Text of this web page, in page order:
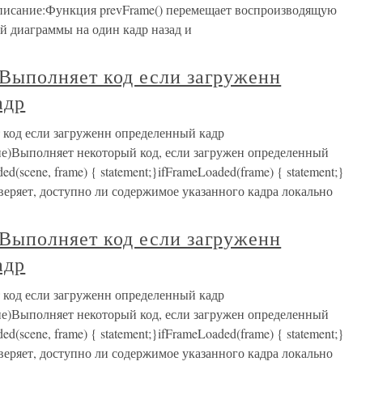
prevFrame() перемещает воспроизводящую
диаграммы на один кадр назад и
код если загруженн
если загруженн определенный кадр
некоторый код, если загружен определенный
frame) { statement;}ifFrameLoaded(frame) { statement;}
доступно ли содержимое указанного кадра локально
код если загруженн
если загруженн определенный кадр
некоторый код, если загружен определенный
frame) { statement;}ifFrameLoaded(frame) { statement;}
доступно ли содержимое указанного кадра локально